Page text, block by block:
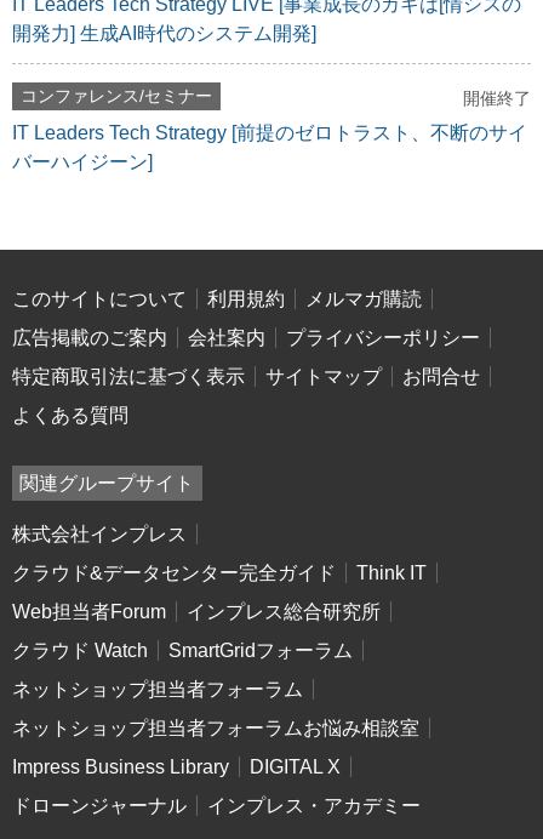
IT Leaders Tech Strategy LIVE [事業成長のカギは[情シスの
開発力] 生成AI時代のシステム開発]
コンファレンス/セミナー 開催終了
IT Leaders Tech Strategy [前提のゼロトラスト、不断のサイ
バーハイジーン]
このサイトについて 利用規約
メルマガ購読
広告掲載のご案内
会社案内
プライバシーポリシー
特定商取引法に基づく表示
サイトマップ
お問合せ
よくある質問
関連グループサイト
株式会社インプレス
クラウド&データセンター完全ガイド
Think IT
Web担当者Forum
インプレス総合研究所
クラウド Watch
SmartGridフォーラム
ネットショップ担当者フォーラム
ネットショップ担当者フォーラムお悩み相談室
Impress Business Library
DIGITAL X
ドローンジャーナル
インプレス・アカデミー